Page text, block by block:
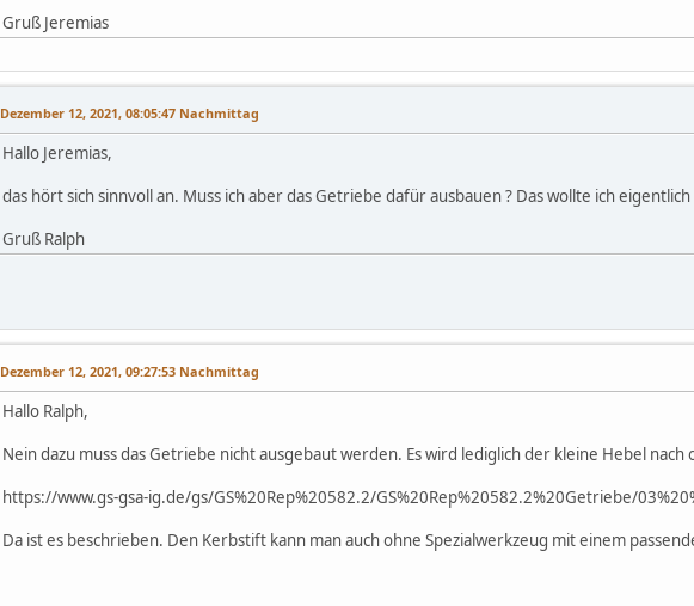
Gruß Jeremias
Dezember 12, 2021, 08:05:47 Nachmittag
Hallo Jeremias,
das hört sich sinnvoll an. Muss ich aber das Getriebe dafür ausbauen ? Das wollte ich
Gruß Ralph
Dezember 12, 2021, 09:27:53 Nachmittag
Hallo Ralph,
Nein dazu muss das Getriebe nicht ausgebaut werden. Es wird lediglich der kleine Hebel nach
https://www.gs-gsa-ig.de/gs/GS%20Rep%20582.2/GS%20Rep%20582.2%20Getriebe/
Da ist es beschrieben. Den Kerbstift kann man auch ohne Spezialwerkzeug mit einem